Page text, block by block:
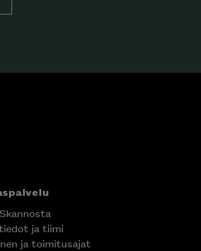
ja tiimi
ja toimitusajat